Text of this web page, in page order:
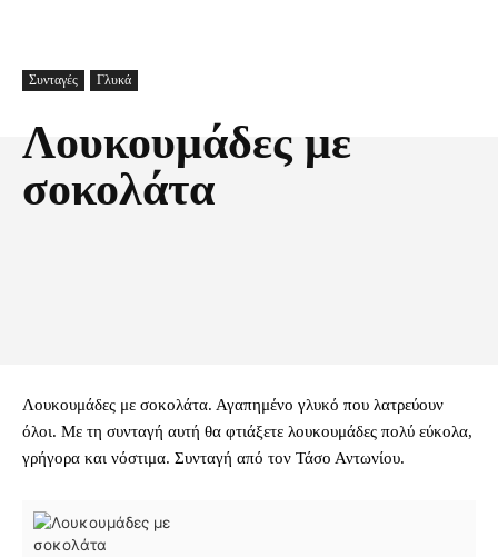
Συνταγές Γλυκά
Λουκουμάδες με
σοκολάτα
Λουκουμάδες με σοκολάτα. Αγαπημένο γλυκό που λατρεύουν
όλοι. Με τη συνταγή αυτή θα φτιάξετε λουκουμάδες πολύ εύκολα,
γρήγορα και νόστιμα. Συνταγή από τον Τάσο Αντωνίου.